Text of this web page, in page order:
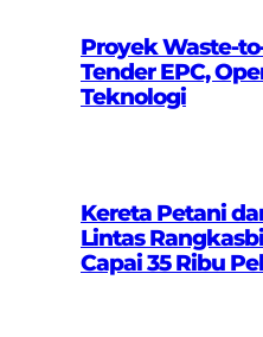
Proyek Waste-
Tender EPC,
Teknologi
Kereta Petani
Lintas
Capai 35 Ribu